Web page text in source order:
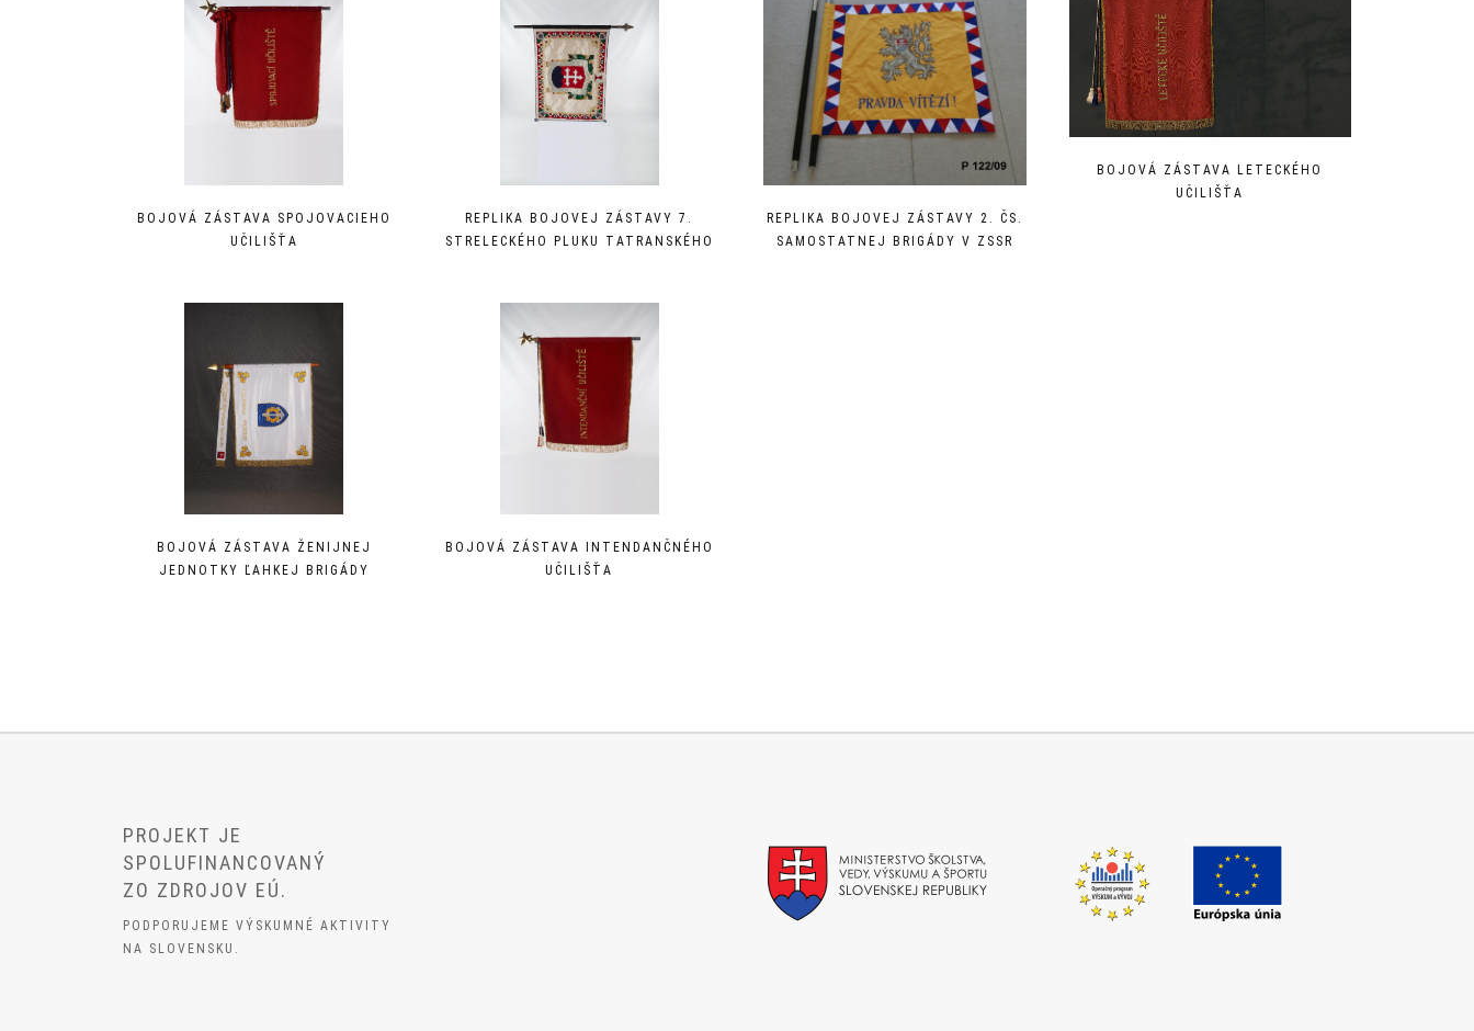
BOJOVÁ ZÁSTAVA SPOJOVACIEHO
UČILIŠŤA
REPLIKA BOJOVEJ ZÁSTAVY 7.
STRELECKÉHO PLUKU TATRANSKÉHO
REPLIKA BOJOVEJ ZÁSTAVY 2. ČS.
SAMOSTATNEJ BRIGÁDY V ZSSR
BOJOVÁ ZÁSTAVA LETECKÉHO
UČILIŠŤA
BOJOVÁ ZÁSTAVA ŽENIJNEJ
JEDNOTKY ĽAHKEJ BRIGÁDY
BOJOVÁ ZÁSTAVA INTENDANČNÉHO
UČILIŠŤA
PROJEKT JE
SPOLUFINANCOVANÝ
ZO ZDROJOV EÚ.
PODPORUJEME VÝSKUMNÉ AKTIVITY
NA SLOVENSKU.